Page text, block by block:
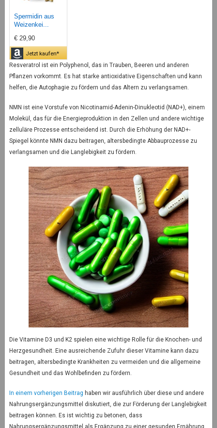
Spermidin aus
Weizenkei...
€ 29,90
Jetzt kaufen*
Resveratrol ist ein Polyphenol, das in Trauben, Beeren und anderen
Pflanzen vorkommt. Es hat starke antioxidative Eigenschaften und kann
helfen, die Autophagie zu fördern und das Altern zu verlangsamen.
NMN ist eine Vorstufe von Nicotinamid-Adenin-Dinukleotid (NAD+), einem
Molekül, das für die Energieproduktion in den Zellen und andere wichtige
zelluläre Prozesse entscheidend ist. Durch die Erhöhung der NAD+-
Spiegel könnte NMN dazu beitragen, altersbedingte Abbauprozesse zu
verlangsamen und die Langlebigkeit zu fördern.
Die Vitamine D3 und K2 spielen eine wichtige Rolle für die Knochen- und
Herzgesundheit. Eine ausreichende Zufuhr dieser Vitamine kann dazu
beitragen, altersbedingte Krankheiten zu vermeiden und die allgemeine
Gesundheit und das Wohlbefinden zu fördern.
In einem vorherigen Beitrag haben wir ausführlich über diese und andere
Nahrungsergänzungsmittel diskutiert, die zur Förderung der Langlebigkeit
beitragen können. Es ist wichtig zu betonen, dass
Nahrungsergänzungsmittel als Ergänzung zu einer gesunden Ernährung